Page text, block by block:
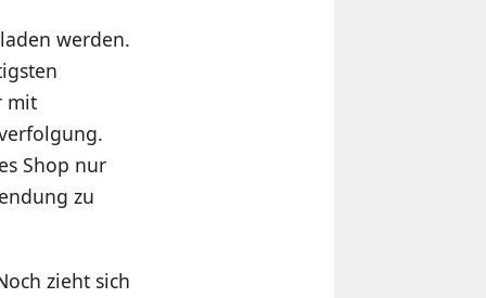
werden.
mit
Shop nur
zu
zieht sich